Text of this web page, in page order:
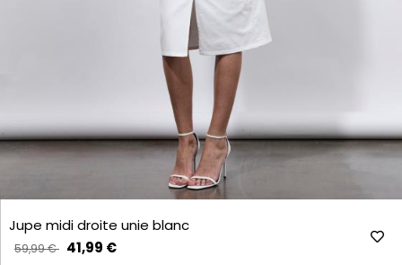
Jupe midi droite unie blanc
59,99 € 41,99 €